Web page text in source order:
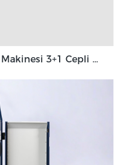
Grace Üç Cepli Para Tasnif Makinesi 3+1 Cepli Grace GT-31